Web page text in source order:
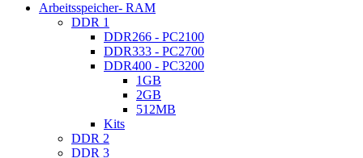
Arbeitsspeicher- RAM
DDR 1
DDR266 - PC2100
DDR333 - PC2700
DDR400 - PC3200
1GB
2GB
512MB
Kits
DDR 2
DDR 3